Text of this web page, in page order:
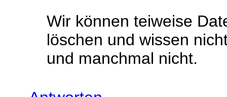
Wir können teiweise
löschen und wissen
und manchmal nicht.